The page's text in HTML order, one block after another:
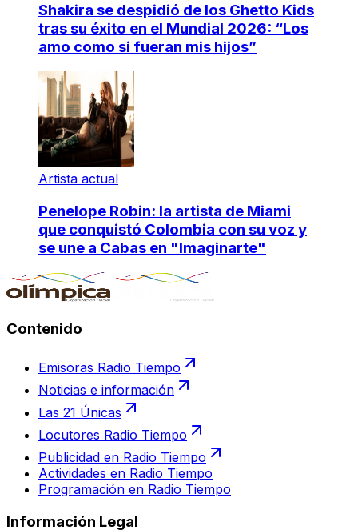
Shakira se despidió de los Ghetto Kids
tras su éxito en el Mundial 2026: “Los
amo como si fueran mis hijos”
Artista actual
Penelope Robin: la artista de Miami
que conquistó Colombia con su voz y
se une a Cabas en "Imaginarte"
Contenido
Emisoras Radio Tiempo
Noticias e información
Las 21 Únicas
Locutores Radio Tiempo
Publicidad en Radio Tiempo
Actividades en Radio Tiempo
Programación en Radio Tiempo
Información Legal